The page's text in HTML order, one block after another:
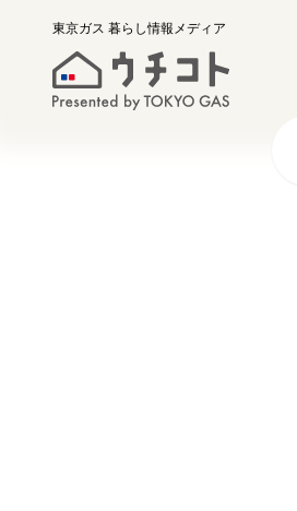
東京ガス 暮らし情報メディア